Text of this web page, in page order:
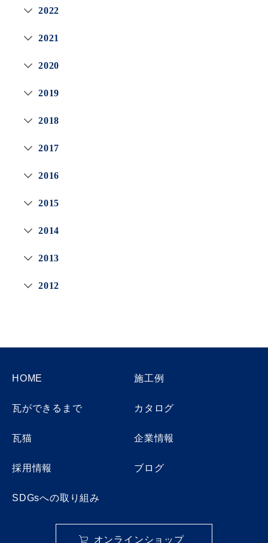
2022
2021
2020
2019
2018
2017
2016
2015
2014
2013
2012
HOME 施工例
瓦ができるまで カタログ
瓦猫 企業情報
採用情報 ブログ
SDGsへの取り組み
オンラインショップ